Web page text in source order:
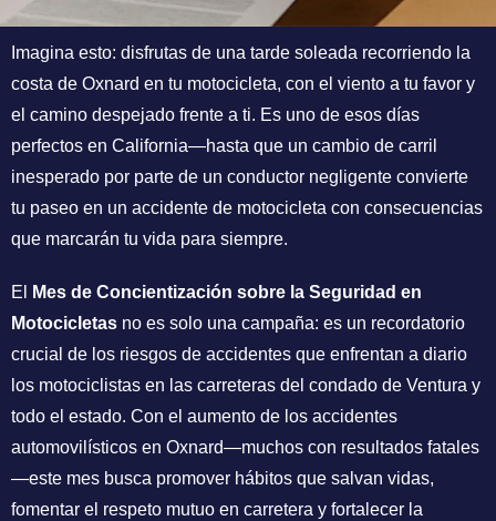
Imagina esto: disfrutas de una tarde soleada recorriendo la
costa de Oxnard en tu motocicleta, con el viento a tu favor y
el camino despejado frente a ti. Es uno de esos días
perfectos en California—hasta que un cambio de carril
inesperado por parte de un conductor negligente convierte
tu paseo en un accidente de motocicleta con consecuencias
que marcarán tu vida para siempre.
El
Mes de Concientización sobre la Seguridad en
Motocicletas no es solo una campaña: es un recordatorio
crucial de los riesgos de accidentes que enfrentan a diario
los motociclistas en las carreteras del condado de Ventura y
todo el estado. Con el aumento de los accidentes
automovilísticos en Oxnard—muchos con resultados fatales
—este mes busca promover hábitos que salvan vidas,
fomentar el respeto mutuo en carretera y fortalecer la